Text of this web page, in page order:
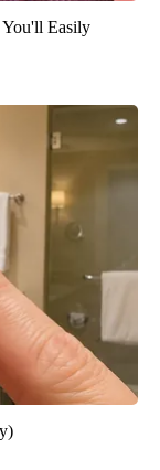
Easily